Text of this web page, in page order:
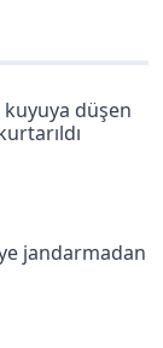
kuyuya düşen
jandarmadan